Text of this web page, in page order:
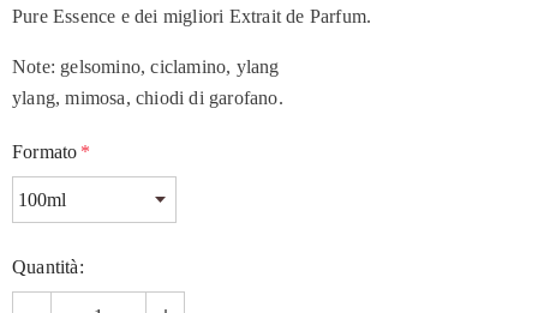
Pure Essence e dei migliori Extrait de Parfum.
Note: gelsomino, ciclamino, ylang
ylang, mimosa, chiodi di garofano.
Formato *
Quantità: